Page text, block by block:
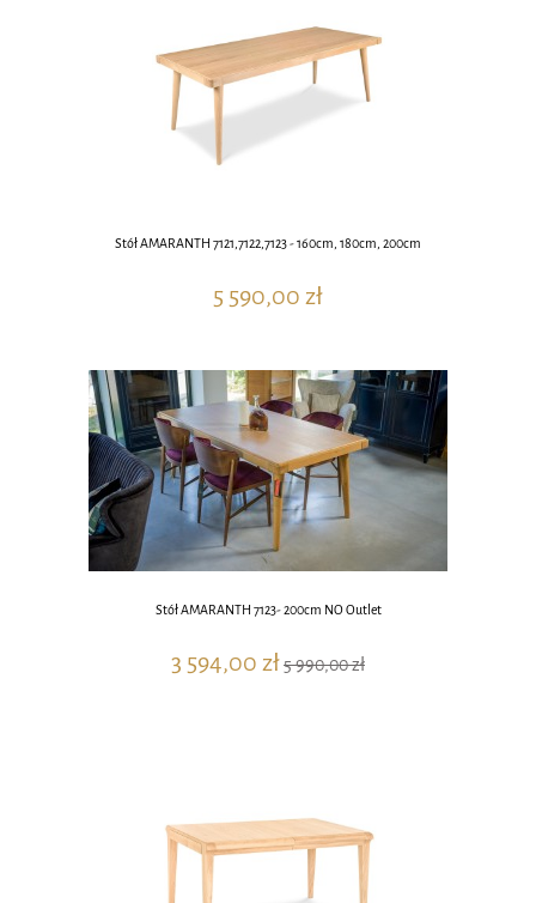
Stół AMARANTH 7121,7122,7123 - 160cm, 180cm, 200cm
5 590,00 zł
Stół AMARANTH 7123- 200cm NO Outlet
3 594,00 zł5 990,00 zł